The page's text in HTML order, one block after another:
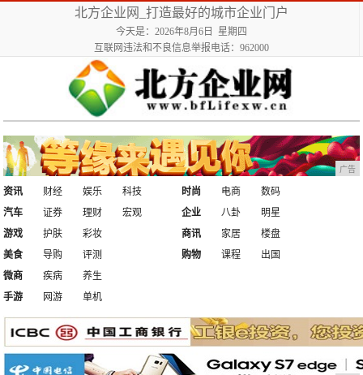
北方企业网_打造最好的城市企业门户
今天是：2026年8月6日 星期四
互联网违法和不良信息举报电话：962000
广告
资讯 财经 娱乐
科技
汽车
证券 理财 宏观
时尚 电商
数码
企业
八卦
明星
游戏
护肤
彩妆
美食
导购 评测
商讯 家居
楼盘
购物
课程
出国
微商
疾病
养生
手游
网游 单机